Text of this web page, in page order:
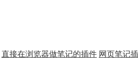
直接在浏览器做笔记的插件 网页笔记